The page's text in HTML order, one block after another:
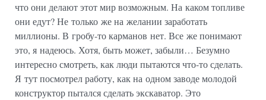
что они делают этот мир возможным. На каком топливе
они едут? Не только же на желании заработать
миллионы. В гробу-то карманов нет. Все же понимают
это, я надеюсь. Хотя, быть может, забыли… Безумно
интересно смотреть, как люди пытаются что-то сделать.
Я тут посмотрел работу, как на одном заводе молодой
конструктор пытался сделать экскаватор. Это